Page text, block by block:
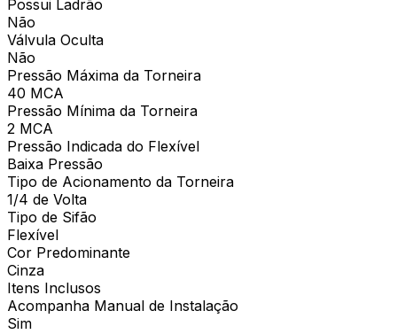
Possui Ladrão
Não
Válvula Oculta
Não
Pressão Máxima da Torneira
40 MCA
Pressão Mínima da Torneira
2 MCA
Pressão Indicada do Flexível
Baixa Pressão
Tipo de Acionamento da Torneira
1/4 de Volta
Tipo de Sifão
Flexível
Cor Predominante
Cinza
Itens Inclusos
Acompanha Manual de Instalação
Sim